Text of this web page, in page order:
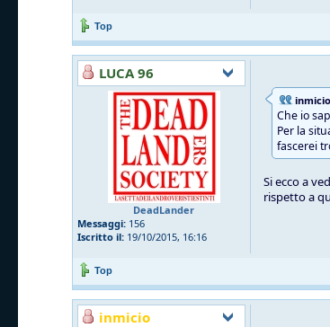
Top
LUCA 96
DeadLander
Messaggi: 156
Iscritto il: 19/10/2015, 16:16
Che io
Per la
fascerei
Si ecco a
rispetto a
Top
inmicio